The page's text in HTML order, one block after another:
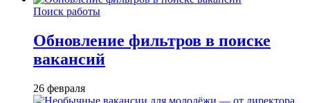
Поиск работы
Обновление фильтров в поиске
вакансий
26 февраля